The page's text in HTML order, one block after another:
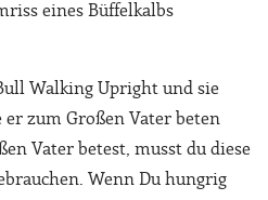
eines Büffelkalbs
Walking Upright und sie
zum Großen Vater beten
Vater betest, musst du diese
Wenn Du hungrig